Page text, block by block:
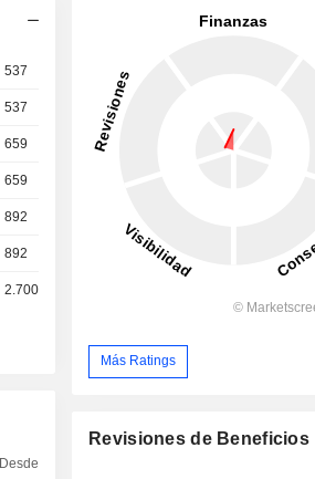
537
537
659
659
892
892
2.700
Desde
Más Ratings
Revisiones de Beneficios